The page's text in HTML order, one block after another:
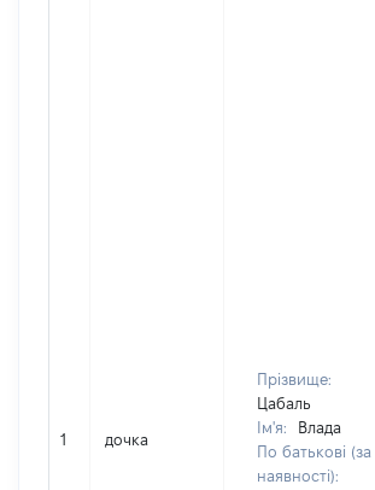
1 дочка
Прізвище:
Цабаль
Ім'я:
Влада
По батькові (за
наявності):